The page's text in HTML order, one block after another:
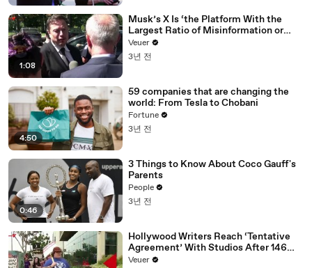
1:08
Musk’s X Is ‘the Platform With the
Largest Ratio of Misinformation or
Disinformation’ Amongst All Social
Media Platforms
Veuer
3년 전
4:50
59 companies that are changing the
world: From Tesla to Chobani
Fortune
3년 전
0:46
3 Things to Know About Coco Gauff's
Parents
People
3년 전
Hollywood Writers Reach ‘Tentative
Agreement’ With Studios After 146
Day Strike
Veuer